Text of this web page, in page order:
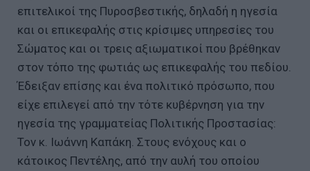
επιτελικοί της Πυροσβεστικής, δηλαδή η ηγεσία
και οι επικεφαλής στις κρίσιμες υπηρεσίες του
Σώματος και οι τρεις αξιωματικοί που βρέθηκαν
στον τόπο της φωτιάς ως επικεφαλής του πεδίου.
Έδειξαν επίσης και ένα πολιτικό πρόσωπο, που
είχε επιλεγεί από την τότε κυβέρνηση για την
ηγεσία της γραμματείας Πολιτικής Προστασίας:
Τον κ. Ιωάννη Καπάκη. Στους ενόχους και ο
κάτοικος Πεντέλης, από την αυλή του οποίου